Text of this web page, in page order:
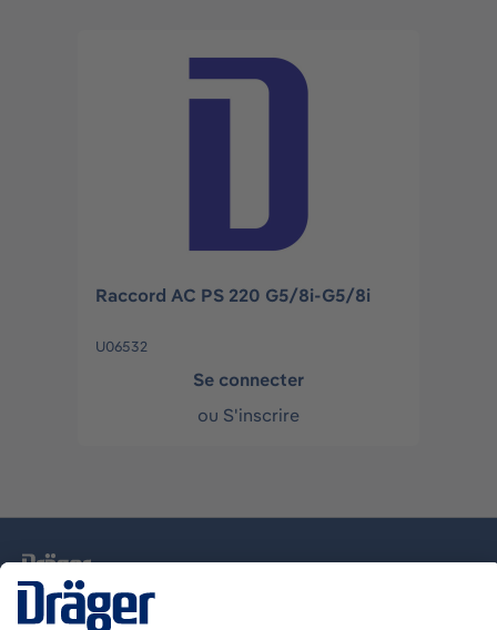
Raccord AC PS 220 G5/8i-G5/8i
U06532
Se connecter
ou S'inscrire
La technologiepour la vie